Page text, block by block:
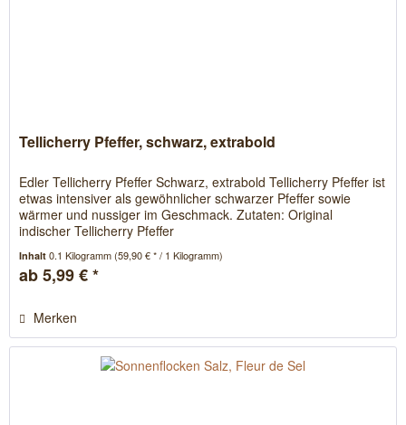
Tellicherry Pfeffer, schwarz, extrabold
Edler Tellicherry Pfeffer Schwarz, extrabold Tellicherry Pfeffer ist
etwas intensiver als gewöhnlicher schwarzer Pfeffer sowie
wärmer und nussiger im Geschmack. Zutaten: Original
indischer Tellicherry Pfeffer
Inhalt0.1 Kilogramm(59,90 € * / 1 Kilogramm)
ab 5,99 € *
Merken